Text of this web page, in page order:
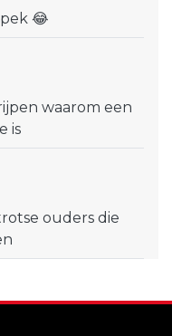
😂
waarom een
is
ouders die